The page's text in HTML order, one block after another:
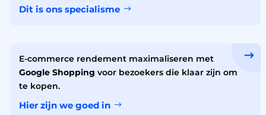
Dit is ons specialisme
E-commerce rendement maximaliseren met
Google Shopping voor bezoekers die klaar zijn om
te kopen.
Hier zijn we goed in